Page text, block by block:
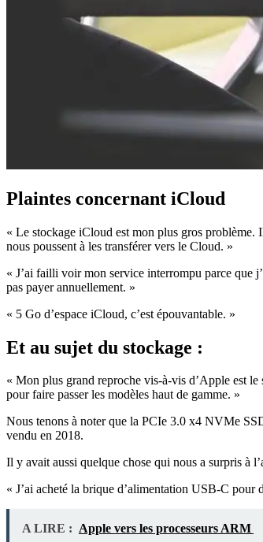
Plaintes concernant iCloud
« Le stockage iCloud est mon plus gros problème.
nous poussent à les transférer vers le Cloud. »
« J’ai failli voir mon service interrompu parce que
pas payer annuellement. »
« 5 Go d’espace iCloud, c’est épouvantable. »
Et au sujet du stockage :
« Mon plus grand reproche vis-à-vis d’Apple est
pour faire passer les modèles haut de gamme. »
Nous tenons à noter que la PCIe 3.0 x4 NVMe
vendu en 2018.
Il y avait aussi quelque chose qui nous a surpris à
« J’ai acheté la brique d’alimentation USB-C
A LIRE : Apple vers les processeurs ARM